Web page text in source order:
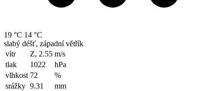
19 °C 14 °C
slabý déšť, západní větřík
vítr
Z, 2.55 m/s
tlak
1022
hPa
vlhkost 72
%
srážky 9.31
mm